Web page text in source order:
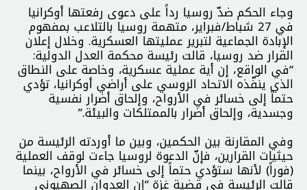
وجاء الحكم ضدّ روسيا رداً على دعوى رفعتها أوكرانيا
في 27 شباط/فبراير، متهمة روسيا بالتلاعب بمفهوم
الإبادة الجماعية لتبرير عمليتها العسكرية. وخلال إعلان
القرار ضد روسيا، قالت رئيسة محكمة العدل الدولية:
“في الواقع، إن أية عملية عسكرية، وخاصة على النطاق
الذي ينفّذه الاتحاد الروسي على أراضي أوكرانيا، تؤدي
حتماً إلى خسائر في الأرواح، وإلحاق أضرار نفسية
وجسدية، وإلحاق أضرار بالممتلكات والبيئة.”
وفي المقارنة بين الحكمين، وبين ما أوردته الرئيسة من
حيثيات القرارين، فإنّ الدعوة لروسيا جاءت لوقف العملية
(فوراً) لأنها ستؤدي حتماً إلى خسائر في الأرواح، بينما
قالت الرئيسة في قضية غزة “إن العدوان الصهيوني